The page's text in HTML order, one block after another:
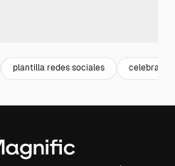
plantilla redes sociales celebrate